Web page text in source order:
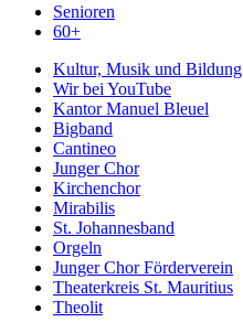
Senioren
60+
Kultur, Musik und Bildung
Wir bei YouTube
Kantor Manuel Bleuel
Bigband
Cantineo
Junger Chor
Kirchenchor
Mirabilis
St. Johannesband
Orgeln
Junger Chor Förderverein
Theaterkreis St. Mauritius
Theolit